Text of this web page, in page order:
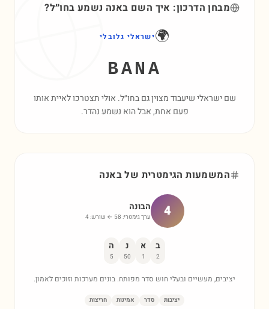
מבחן הדרכון: איך השם באנה נשמע בחו״ל?
🌍ישראלי גלובלי
BANA
שם ישראלי שיעבוד מצוין גם בחו״ל. אולי תצטרכו לאיית אותו
פעם אחת, אבל הוא נשמע נהדר.
המשמעות הגימטרית שלבאנה
4 הבונה
ערך גימטרי: 58 ← שורש: 4
ב
2
א
1
נ
50
ה
5
יציבים, מעשיים ובעלי חוש סדר מפותח. בונים מערכות וזוכים לאמון.
יציבות סדר אמינות חריצות